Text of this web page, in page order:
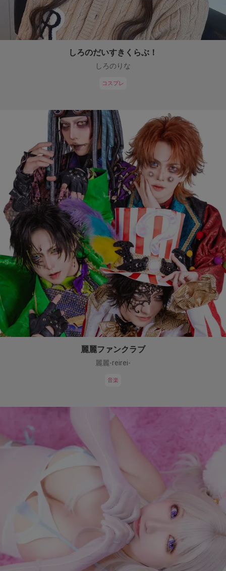
しろのだいすきくらぶ！
しろのりな
コスプレ
麗麗ファンクラブ
麗麗-reirei-
音楽